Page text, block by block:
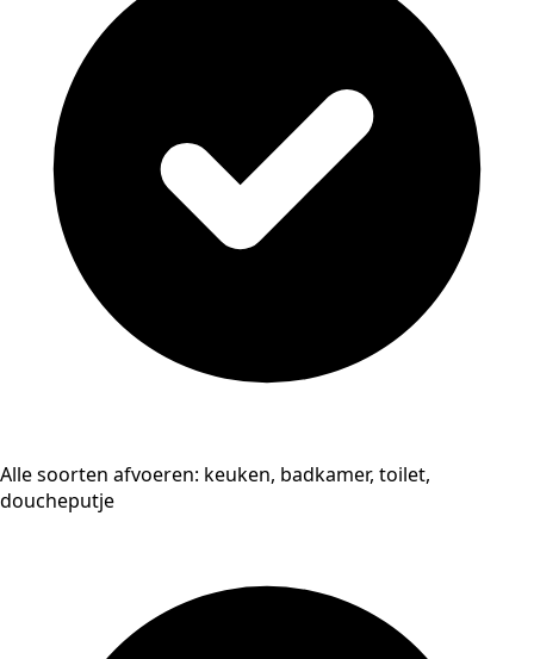
Alle soorten afvoeren: keuken, badkamer, toilet,
doucheputje